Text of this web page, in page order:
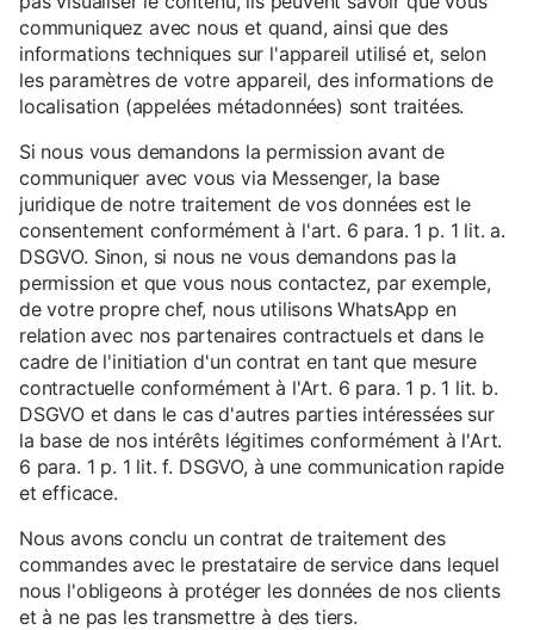
communiquez avec nous et quand, ainsi que des
informations techniques sur l'appareil utilisé et, selon
les paramètres de votre appareil, des informations de
localisation (appelées métadonnées) sont traitées.
Si nous vous demandons la permission avant de
communiquer avec vous via Messenger, la base
juridique de notre traitement de vos données est le
consentement conformément à l'art. 6 para. 1 p. 1 lit. a.
DSGVO. Sinon, si nous ne vous demandons pas la
permission et que vous nous contactez, par exemple,
de votre propre chef, nous utilisons WhatsApp en
relation avec nos partenaires contractuels et dans le
cadre de l'initiation d'un contrat en tant que mesure
contractuelle conformément à l'Art. 6 para. 1 p. 1 lit. b.
DSGVO et dans le cas d'autres parties intéressées sur
la base de nos intérêts légitimes conformément à l'Art.
6 para. 1 p. 1 lit. f. DSGVO, à une communication rapide
et efficace.
Nous avons conclu un contrat de traitement des
commandes avec le prestataire de service dans lequel
nous l'obligeons à protéger les données de nos clients
et à ne pas les transmettre à des tiers.